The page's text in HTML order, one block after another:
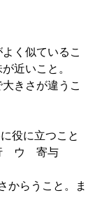
く似ているこ
近いこと。
きさが違うこ
役に立つこと
ウ　寄与
らうこと。ま